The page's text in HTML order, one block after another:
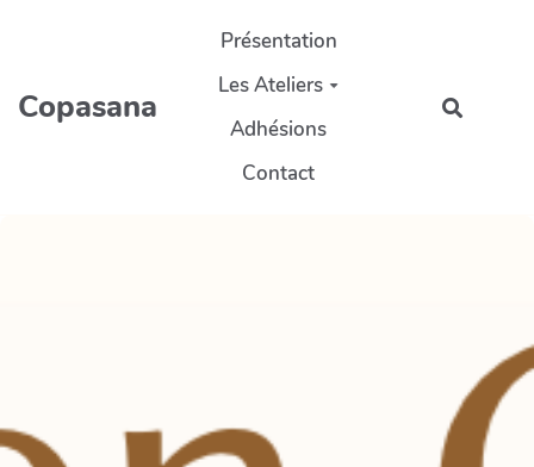
Aller au contenu principal
Copasana
Présentation
Les Ateliers
Adhésions
Contact